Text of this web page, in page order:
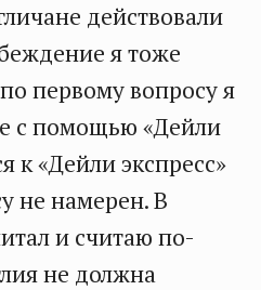
действовали
я тоже
первому вопросу я
с помощью «Дейли
к «Дейли экспресс»
не намерен. В
и считаю по-
не должна